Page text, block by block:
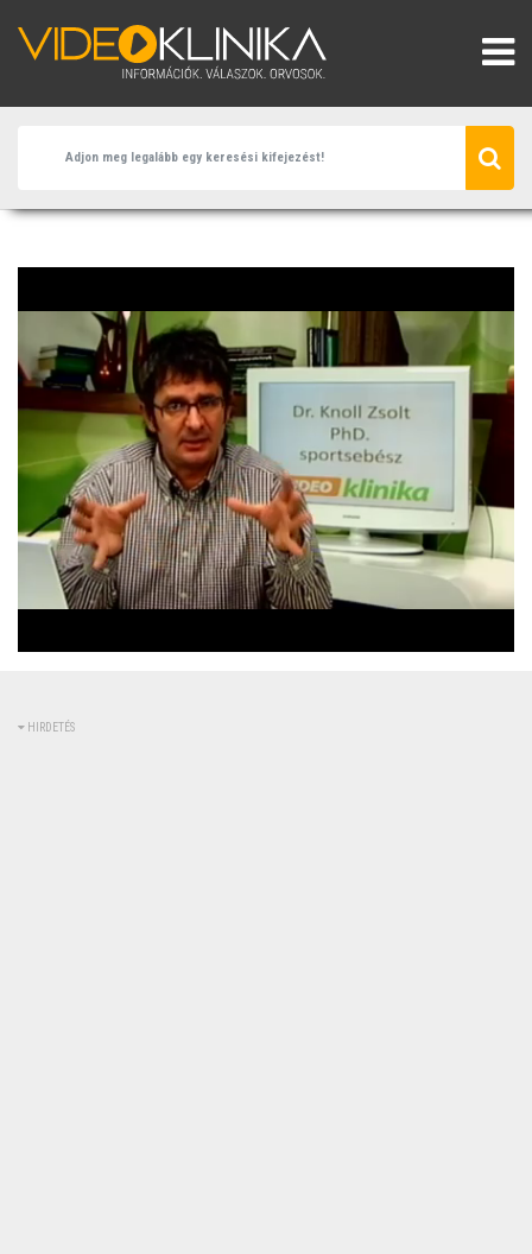
kikapcsolva
0%
0%
HIRDETÉS